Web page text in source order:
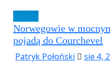
Norwegowie w
pojadą do Courchevel
Patryk Połoński
sie 4,